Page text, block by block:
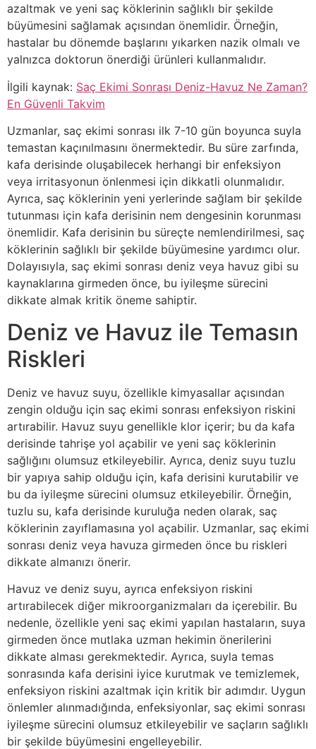
azaltmak ve yeni saç köklerinin sağlıklı bir şekilde
büyümesini sağlamak açısından önemlidir. Örneğin,
hastalar bu dönemde başlarını yıkarken nazik olmalı ve
yalnızca doktorun önerdiği ürünleri kullanmalıdır.
İlgili kaynak: Saç Ekimi Sonrası Deniz-Havuz Ne Zaman?
En Güvenli Takvim
Uzmanlar, saç ekimi sonrası ilk 7-10 gün boyunca suyla
temastan kaçınılmasını önermektedir. Bu süre zarfında,
kafa derisinde oluşabilecek herhangi bir enfeksiyon
veya irritasyonun önlenmesi için dikkatli olunmalıdır.
Ayrıca, saç köklerinin yeni yerlerinde sağlam bir şekilde
tutunması için kafa derisinin nem dengesinin korunması
önemlidir. Kafa derisinin bu süreçte nemlendirilmesi, saç
köklerinin sağlıklı bir şekilde büyümesine yardımcı olur.
Dolayısıyla, saç ekimi sonrası deniz veya havuz gibi su
kaynaklarına girmeden önce, bu iyileşme sürecini
dikkate almak kritik öneme sahiptir.
Deniz ve Havuz ile Temasın
Riskleri
Deniz ve havuz suyu, özellikle kimyasallar açısından
zengin olduğu için saç ekimi sonrası enfeksiyon riskini
artırabilir. Havuz suyu genellikle klor içerir; bu da kafa
derisinde tahrişe yol açabilir ve yeni saç köklerinin
sağlığını olumsuz etkileyebilir. Ayrıca, deniz suyu tuzlu
bir yapıya sahip olduğu için, kafa derisini kurutabilir ve
bu da iyileşme sürecini olumsuz etkileyebilir. Örneğin,
tuzlu su, kafa derisinde kuruluğa neden olarak, saç
köklerinin zayıflamasına yol açabilir. Uzmanlar, saç ekimi
sonrası deniz veya havuza girmeden önce bu riskleri
dikkate almanızı önerir.
Havuz ve deniz suyu, ayrıca enfeksiyon riskini
artırabilecek diğer mikroorganizmaları da içerebilir. Bu
nedenle, özellikle yeni saç ekimi yapılan hastaların, suya
girmeden önce mutlaka uzman hekimin önerilerini
dikkate alması gerekmektedir. Ayrıca, suyla temas
sonrasında kafa derisini iyice kurutmak ve temizlemek,
enfeksiyon riskini azaltmak için kritik bir adımdır. Uygun
önlemler alınmadığında, enfeksiyonlar, saç ekimi sonrası
iyileşme sürecini olumsuz etkileyebilir ve saçların sağlıklı
bir şekilde büyümesini engelleyebilir.